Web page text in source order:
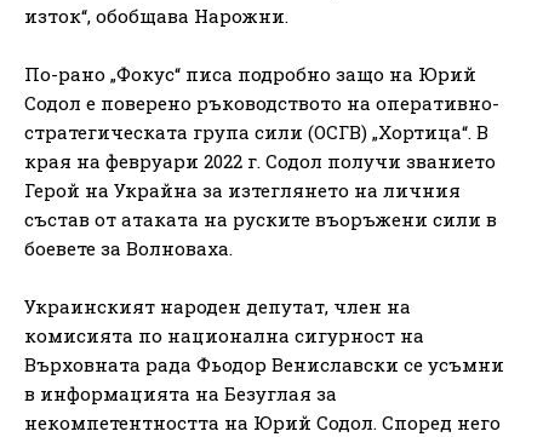
изток“, обобщава Нарожни.
По-рано „Фокус“ ​​писа подробно защо на Юрий
Содол е поверено ръководството на оперативно-
стратегическата група сили (ОСГВ) „Хортица“. В
края на февруари 2022 г. Содол получи званието
Герой на Украйна за изтеглянето на личния
състав от атаката на руските въоръжени сили в
боевете за Волноваха.
Украинският народен депутат, член на
комисията по национална сигурност на
Върховната рада Фьодор Вениславски се усъмни
в информацията на Безуглая за
некомпетентността на Юрий Содол. Според него